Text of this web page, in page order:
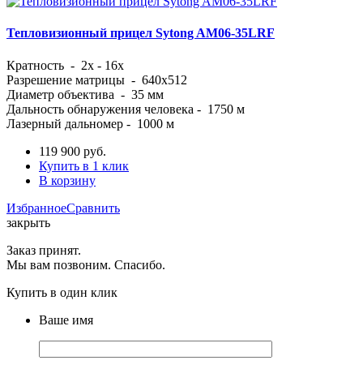
Тепловизионный прицел Sytong AM06-35LRF
Кратность - 2x - 16x
Разрешение матрицы - 640x512
Диаметр объектива - 35 мм
Дальность обнаружения человека - 1750 м
Лазерный дальномер - 1000 м
119 900 руб.
Купить в 1 клик
В корзину
ИзбранноеСравнить
закрыть
Заказ принят.
Мы вам позвоним. Спасибо.
Купить в один клик
Ваше имя